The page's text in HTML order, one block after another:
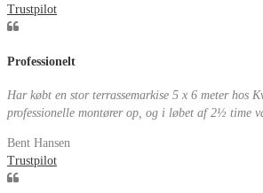
Trustpilot
Professionelt
Har købt en stor terrassemarkise 5 x 6 meter hos
professionelle montører op, og i løbet af 2½ time
Bent Hansen
Trustpilot